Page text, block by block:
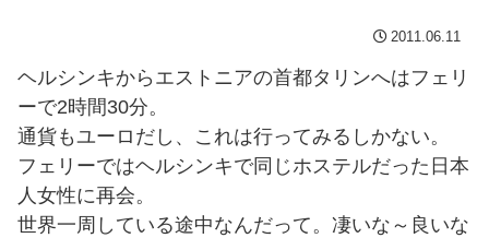
2011.06.11
ヘルシンキからエストニアの首都タリンへはフェリ
ーで2時間30分。
通貨もユーロだし、これは行ってみるしかない。
フェリーではヘルシンキで同じホステルだった日本
人女性に再会。
世界一周している途中なんだって。凄いな～良いな